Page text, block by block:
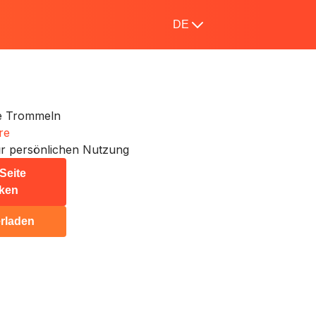
DE
Trommeln
persönlichen Nutzung